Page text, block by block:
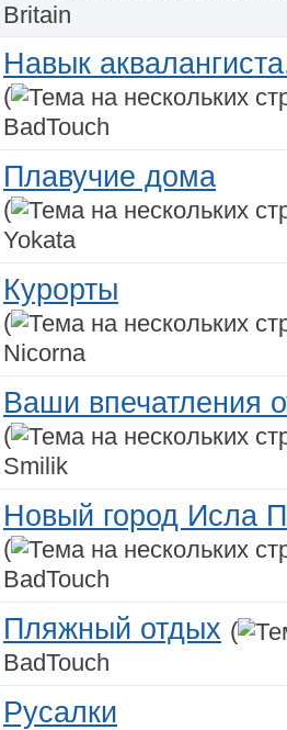
Britain
Навык
(
BadTouch
Плавучие дома
(
Yokata
Курорты
(
Nicorna
Ваши впечатления
(
Smilik
Новый город Исла
(
BadTouch
Пляжный отдых (
BadTouch
Русалки